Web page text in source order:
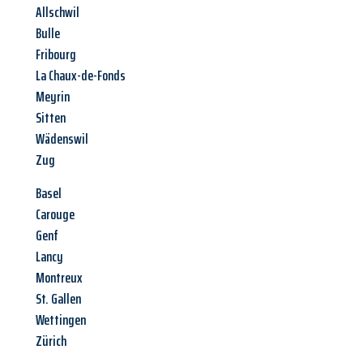
Allschwil
Bulle
Fribourg
La Chaux-de-Fonds
Meyrin
Sitten
Wädenswil
Zug
Basel
Carouge
Genf
Lancy
Montreux
St. Gallen
Wettingen
Zürich